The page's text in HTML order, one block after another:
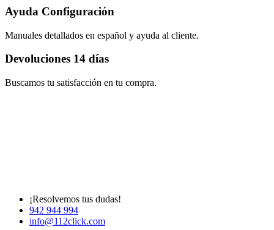
Ayuda Configuración
Manuales detallados en español y ayuda al cliente.
Devoluciones 14 días
Buscamos tu satisfacción en tu compra.
¡Resolvemos tus dudas!
942 944 994
info@112click.com